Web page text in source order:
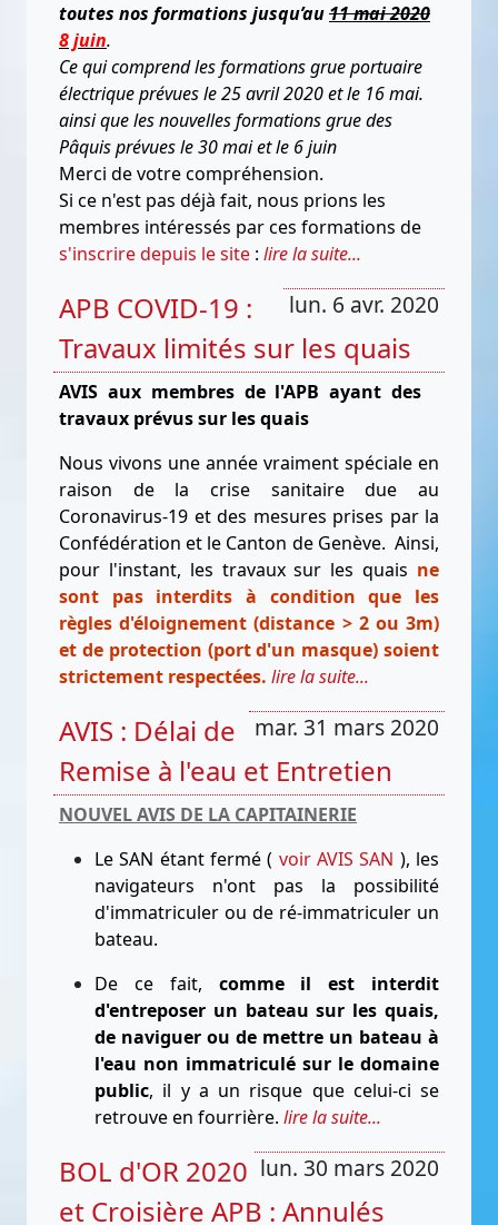
toutes nos formations jusqu’au11 mai 2020
8 juin.
Ce qui comprend les formations grue portuaire
électrique prévues le 25 avril 2020et le 16 mai.
ainsi que les nouvelles formations grue des
Pâquis prévues le 30 mai et le 6 juin
Merci de votre compréhension.
Si ce n'est pas déjà fait, nous prions les
membres intéressés par ces formations de
s'inscrire depuis le site : lire la suite...
lun. 6 avr. 2020
APB COVID-19 :
Travaux limités sur les quais
AVIS aux membres de l'APB ayant des
travaux prévus sur les quais
Nous vivons une année vraiment spéciale en
raison de la crise sanitaire due au
Coronavirus-19 et des mesures prises par la
Confédération et le Canton de Genève. Ainsi,
pour l'instant, les travaux sur les quais ne
sont pas interdits à condition que les
règles d'éloignement (distance > 2 ou 3m)
et de protection (port d'un masque) soient
strictement respectées. lire la suite...
mar. 31 mars 2020
AVIS : Délai de
Remise à l'eau et Entretien
NOUVEL AVIS DE LA CAPITAINERIE
Le SAN étant fermé ( voir AVIS SAN ), les
navigateurs n'ont pas la possibilité
d'immatriculer ou de ré-immatriculer un
bateau.
De ce fait, comme il est interdit
d'entreposer un bateau sur les quais,
de naviguer ou de mettre un bateau à
l'eau non immatriculé sur le domaine
public, il y a un risque que celui-ci se
retrouve en fourrière. lire la suite...
lun. 30 mars 2020
BOL d'OR 2020
et Croisière APB : Annulés